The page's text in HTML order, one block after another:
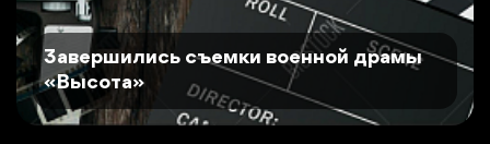
Завершились съемки военной драмы
«Высота»